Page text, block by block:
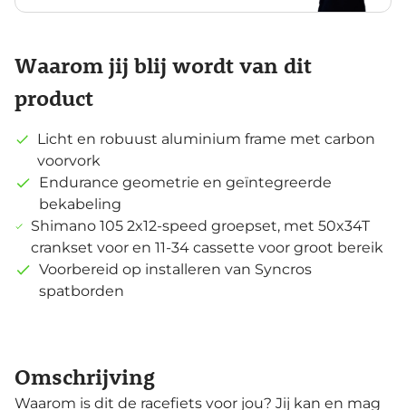
Waarom jij blij wordt van dit
product
Licht en robuust aluminium frame met carbon
voorvork
Endurance geometrie en geïntegreerde
bekabeling
Shimano 105 2x12-speed groepset, met 50x34T
crankset voor en 11-34 cassette voor groot bereik
Voorbereid op installeren van Syncros
spatborden
Omschrijving
Waarom is dit de racefiets voor jou? Jij kan en mag